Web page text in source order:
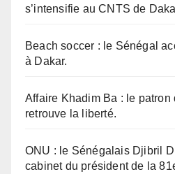
s’intensifie au CNTS de
Beach soccer : le Sénégal
à Dakar.
Affaire Khadim Ba : le patron
retrouve la liberté.
ONU : le Sénégalais Djibril
cabinet du président de la